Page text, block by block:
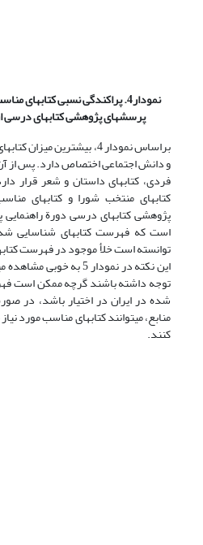
نمودار4. پراکندگی نسبی
پرسشهای پژوهشی کتابهای درسی
براساس نمودار 4، بیشترین
و دانش اجتماعی اختصاص دارد. پس از
فردی، کتابهای داستان و شعر قرار
کتابهای منتخب شورا و کتابهای
پژوهشی کتابهای درسی دورة
است که فهرست کتابهای شناسایی
توانسته است خلأ موجود در فهرست
این نکته در نمودار 5 به
توجه داشته باشند گرچه ممکن است
شده در ایران در اختیار باشد، در
منابع، می‏توانند کتابهای مناسب مورد
کنند.